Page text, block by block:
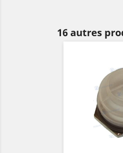
16 autres